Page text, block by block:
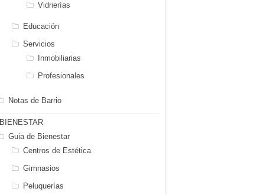
Vidrierías
Educación
Servicios
Inmobiliarias
Profesionales
Notas de Barrio
BIENESTAR
Guia de Bienestar
Centros de Estética
Gimnasios
Peluquerías